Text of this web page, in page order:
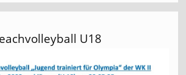
U18